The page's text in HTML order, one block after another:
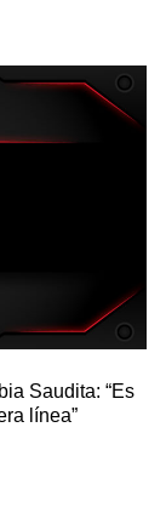
Saudita: “Es
línea”